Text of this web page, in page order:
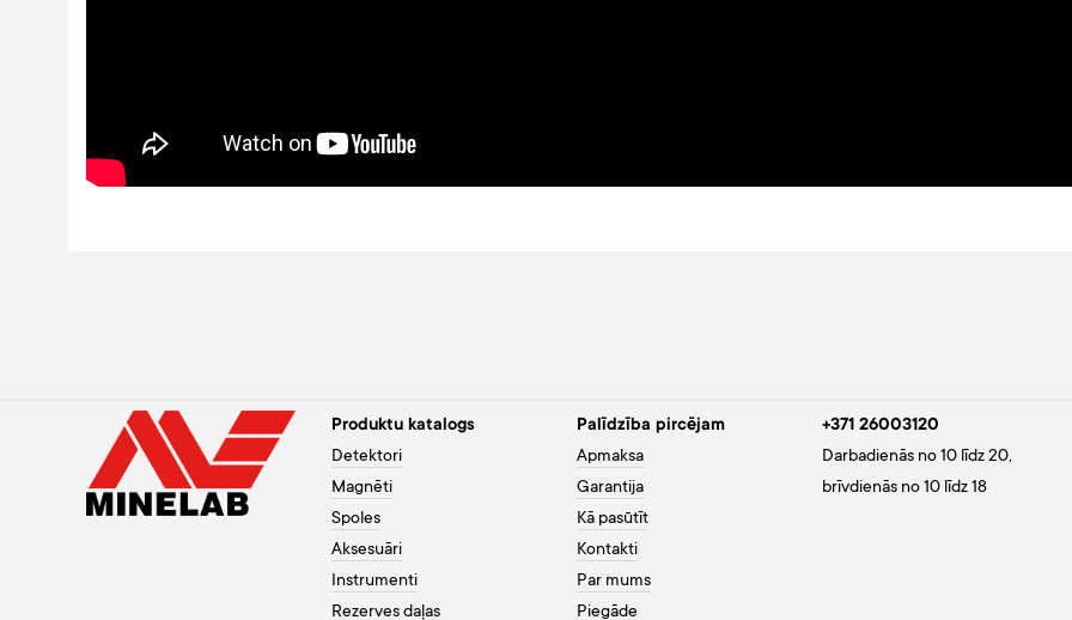
Produktu katalogs
Detektori
Magnēti
Spoles
Aksesuāri
Instrumenti
Rezerves daļas
Palīdzība pircējam
Apmaksa
Garantija
Kā pasūtīt
Kontakti
Par mums
Piegāde
+371 26003120
Darbadienās no 10 līdz 20,
brīvdienās no 10 līdz 18